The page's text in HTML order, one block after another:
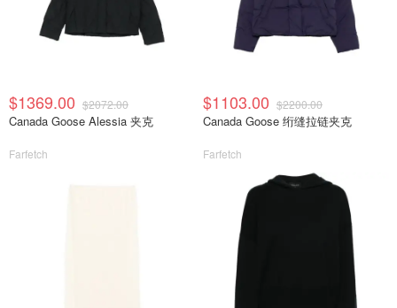
$1369.00 $2072.00
Canada Goose Alessia 夹克
Farfetch
$1103.00 $2200.00
Canada Goose 绗缝拉链夹克
Farfetch